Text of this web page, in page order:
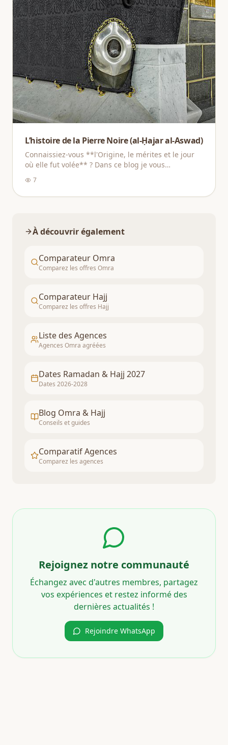
L’histoire de la Pierre Noire (al-Ḥajar al-Aswad)
Connaissiez-vous **l'Origine, le mérites et le jour
où elle fut volée** ? Dans ce blog je vous
7
À découvrir également
Comparateur Omra
Comparez les offres Omra
Comparateur Hajj
Comparez les offres Hajj
Liste des Agences
Agences Omra agréées
Dates Ramadan & Hajj 2027
Dates 2026-2028
Blog Omra & Hajj
Conseils et guides
Comparatif Agences
Comparez les agences
Rejoignez notre communauté
Échangez avec d'autres membres, partagez
vos expériences et restez informé des
dernières actualités !
Rejoindre WhatsApp